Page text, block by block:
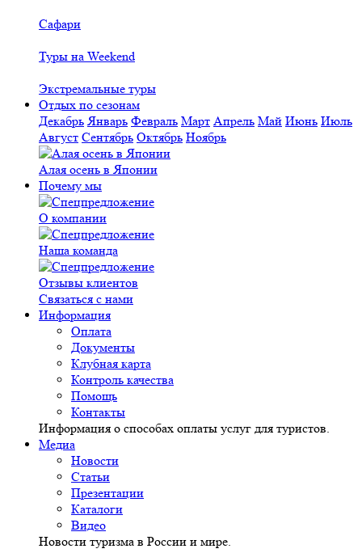
Сафари
Туры на Weekend
Экстремальные туры
Отдых по сезонам
Декабрь Январь Февраль Март Апрель Май Июнь Июль
Август Сентябрь Октябрь Ноябрь
Алая осень в Японии
Почему мы
О компании
Наша команда
Отзывы клиентов
Связаться с нами
Информация
Оплата
Документы
Клубная карта
Контроль качества
Помощь
Контакты
Информация о способах оплаты услуг для туристов.
Медиа
Новости
Статьи
Презентации
Каталоги
Видео
Новости туризма в России и мире.